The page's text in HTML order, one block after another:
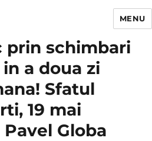
MENU
prin schimbari
a doua zi
Sfatul
19 mai
Globa